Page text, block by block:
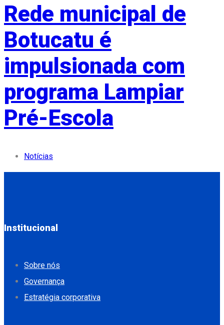
Rede municipal de
Botucatu é
impulsionada com
programa Lampiar
Pré-Escola
Notícias
Institucional
Sobre nós
Governança
Estratégia corporativa